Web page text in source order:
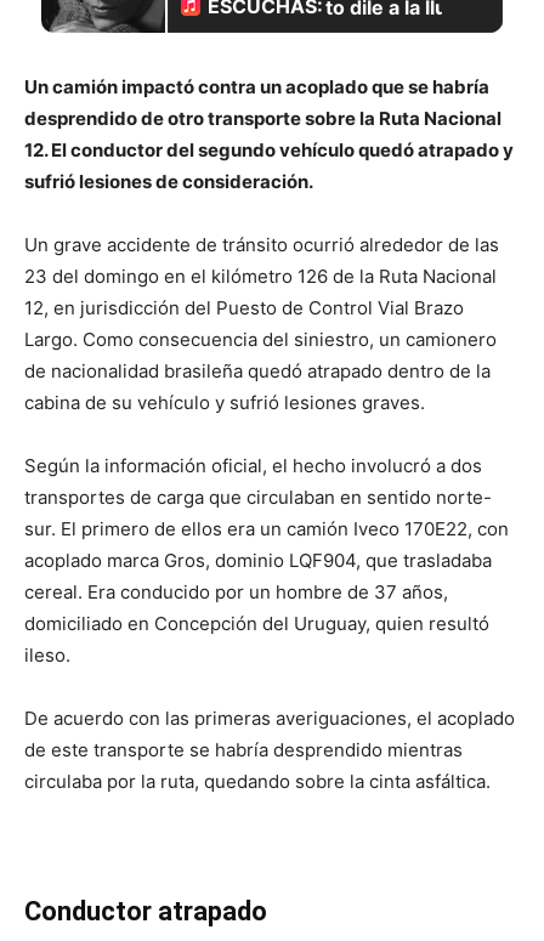
Un camión impactó contra un acoplado que se habría
desprendido de otro transporte sobre la Ruta Nacional
12. El conductor del segundo vehículo quedó atrapado y
sufrió lesiones de consideración.
Un grave accidente de tránsito ocurrió alrededor de las
23 del domingo en el kilómetro 126 de la Ruta Nacional
12, en jurisdicción del Puesto de Control Vial Brazo
Largo. Como consecuencia del siniestro, un camionero
de nacionalidad brasileña quedó atrapado dentro de la
cabina de su vehículo y sufrió lesiones graves.
Según la información oficial, el hecho involucró a dos
transportes de carga que circulaban en sentido norte-
sur. El primero de ellos era un camión Iveco 170E22, con
acoplado marca Gros, dominio LQF904, que trasladaba
cereal. Era conducido por un hombre de 37 años,
domiciliado en Concepción del Uruguay, quien resultó
ileso.
De acuerdo con las primeras averiguaciones, el acoplado
de este transporte se habría desprendido mientras
circulaba por la ruta, quedando sobre la cinta asfáltica.
Conductor atrapado